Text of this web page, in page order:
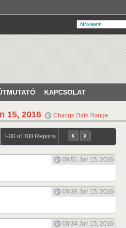
KAPCSOLAT
15, 2016 Change Date Range
1-30 of 300 Reports
00:51 Jun 15, 2016
00:39 Jun 15, 2016
00:34 Jun 15, 2016